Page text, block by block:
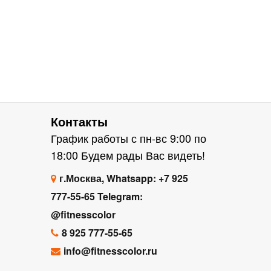
Контакты
График работы с пн-вс 9:00 по
18:00 Будем рады Вас видеть!
г.Москва, Whatsapp: +7 925
777-55-65 Telegram:
@fitnesscolor
8 925 777-55-65
info@fitnesscolor.ru